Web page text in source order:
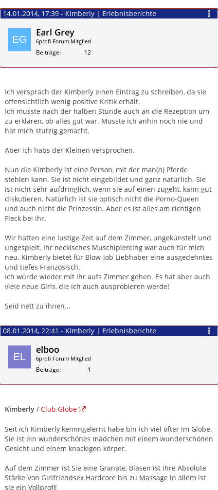
14.01.2014, 17:39 - Kimberly | Erlebnisberichte
Earl Grey
6profi Forum Mitglied
Beiträge 12
Ich versprach der Kimberly einen Eintrag zu schreiben, da sie
offensichtlich wenig positive Kritik erhält.
Ich musste nach der halben Stunde auch an die Rezeption um
zu erklären, ob alles gut war. Musste ich anhin noch nie und
hat mich stutzig gemacht.
Aber ich habs der Kleinen versprochen.
Nun die Kimberly ist eine Person, mit der man(n) Pferde
stehlen kann. Sie ist nicht eingebildet und ganz natürlich. Sie
ist nicht sehr aufdringlich, wenn sie auf einen zugeht, kann gut
diskutieren. Natürlich ist sie optisch nicht die Porno-Queen
und auch nicht die Prinzessin. Aber es ist alles am richtigen
Fleck bei ihr.
Wir hatten eine lustige Zeit auf dem Zimmer, ungekünstelt und
ungespielt. Ihr neckisches Muschipiercing war auch für mich
neu. Kimberly bietet für Blow-job Liebhaber eine ausgedehntes
und tiefes Französisch.
Ich würde wieder mit ihr aufs Zimmer gehen. Es hat aber auch
viele neue Girls, die ich auch ausprobieren werde!
Seid nett zu ihnen...
Zitieren
08.01.2014, 22:41 - Kimberly | Erlebnisberichte
elboo
6profi Forum Mitglied
Beiträge 1
Kimberly / Club Globe
Seit ich Kimberly kennngelernt habe bin ich viel öfter im Globe.
Sie ist ein wunderschönes mädchen mit einem wunderschönen
Gesicht und einem knackigen körper.
Auf dem Zimmer ist Sie eine Granate, Blasen ist ihre Absolute
Stärke Von Girlfriendsex Hardcore bis zu Massage in allem ist
sie ein Vollprofi!